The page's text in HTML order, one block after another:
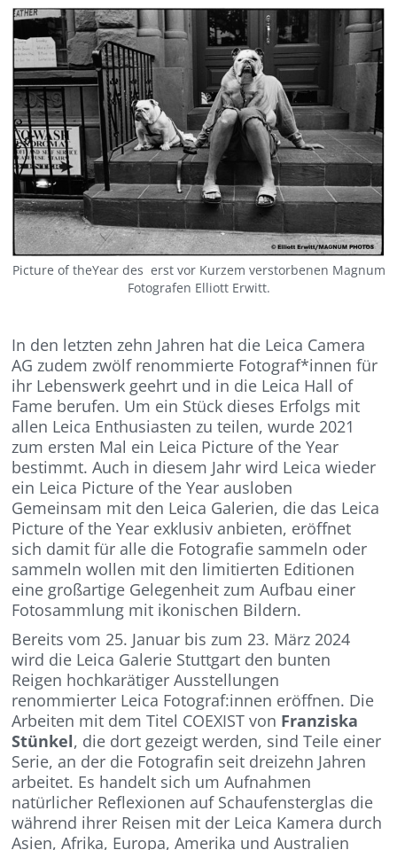
Picture of theYear des erst vor Kurzem verstorbenen Magnum
Fotografen Elliott Erwitt.
In den letzten zehn Jahren hat die Leica Camera
AG zudem zwölf renommierte Fotograf*innen für
ihr Lebenswerk geehrt und in die Leica Hall of
Fame berufen. Um ein Stück dieses Erfolgs mit
allen Leica Enthusiasten zu teilen, wurde 2021
zum ersten Mal ein Leica Picture of the Year
bestimmt. Auch in diesem Jahr wird Leica wieder
ein Leica Picture of the Year ausloben
Gemeinsam mit den Leica Galerien, die das Leica
Picture of the Year exklusiv anbieten, eröffnet
sich damit für alle die Fotografie sammeln oder
sammeln wollen mit den limitierten Editionen
eine großartige Gelegenheit zum Aufbau einer
Fotosammlung mit ikonischen Bildern.
Bereits vom 25. Januar bis zum 23. März 2024
wird die Leica Galerie Stuttgart den bunten
Reigen hochkarätiger Ausstellungen
renommierter Leica Fotograf:innen eröffnen. Die
Arbeiten mit dem Titel COEXIST von Franziska
Stünkel, die dort gezeigt werden, sind Teile einer
Serie, an der die Fotografin seit dreizehn Jahren
arbeitet. Es handelt sich um Aufnahmen
natürlicher Reflexionen auf Schaufensterglas die
während ihrer Reisen mit der Leica Kamera durch
Asien, Afrika, Europa, Amerika und Australien